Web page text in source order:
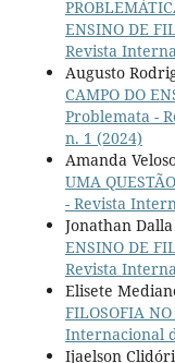
ENSINO DE
Revista
Augusto
CAMPO DO
Problemata -
n. 1 (2024)
Amanda
UMA
- Revista
Jonathan
ENSINO DE
Revista
Elisete
FILOSOFIA
Internacional
Ijaelson